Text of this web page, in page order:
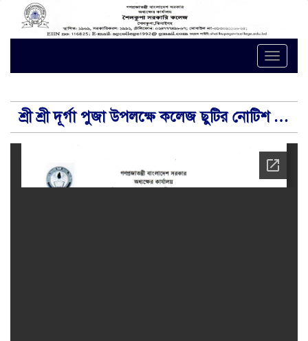
Toggle
শ্রী শ্রী দূর্গা পুজা উপলক্ষে কলেজ ছুটির নোটিশ …